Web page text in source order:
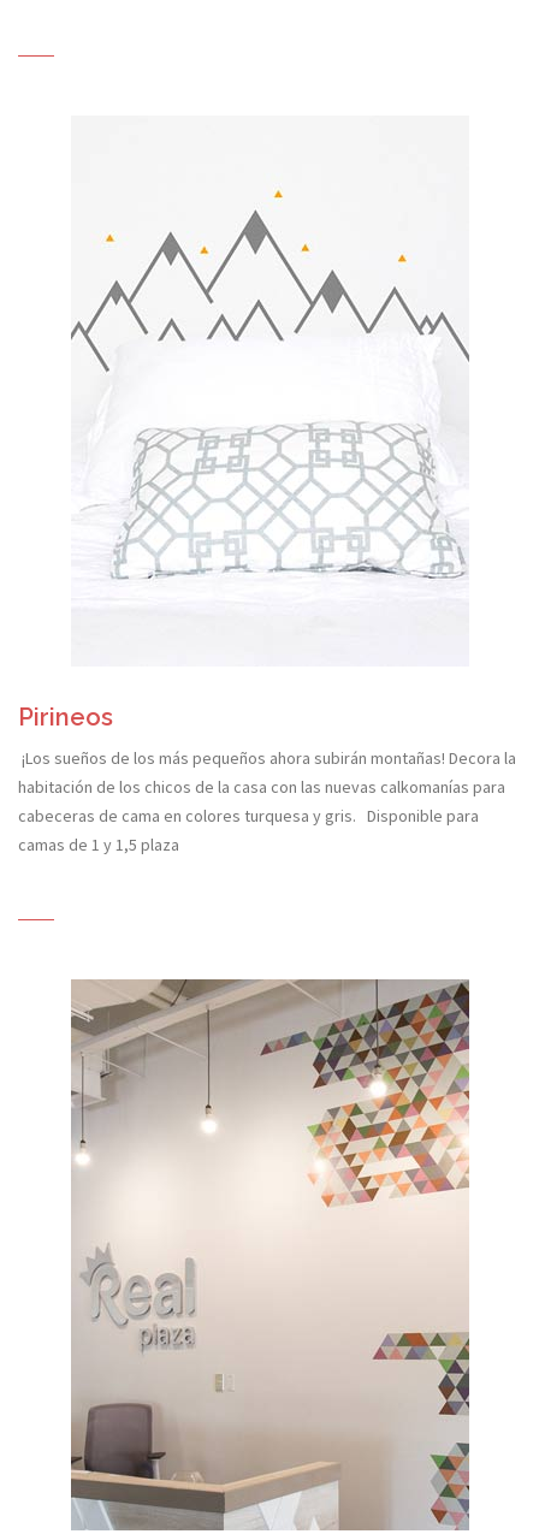
Pirineos
¡Los sueños de los más pequeños ahora subirán montañas! Decora la
habitación de los chicos de la casa con las nuevas calkomanías para
cabeceras de cama en colores turquesa y gris. Disponible para
camas de 1 y 1,5 plaza